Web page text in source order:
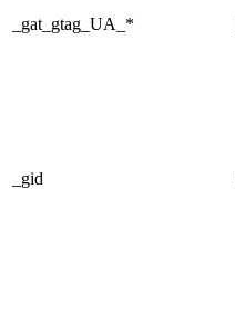
_gat_gtag_UA_*
_gid